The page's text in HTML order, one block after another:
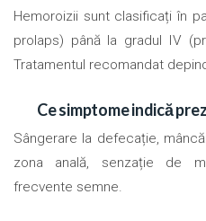
Hemoroizii sunt clasificați în
prolaps) până la gradul IV
Tratamentul recomandat
Ce simptome indică
Sângerare la defecație,
zona anală, senzație de
frecvente semne.